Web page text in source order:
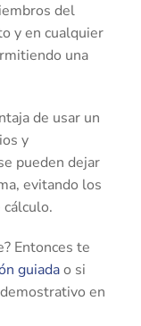
del
y en cualquier
una
de usar un
y
pueden dejar
evitando los
Entonces te
guiadao si
en